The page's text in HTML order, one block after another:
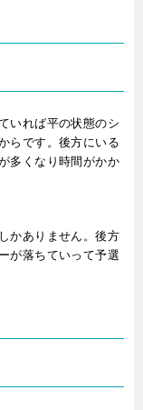
いれば平の状態のシ
らです。後方にいる
多くなり時間がかか
かありません。後方
が落ちていって予選